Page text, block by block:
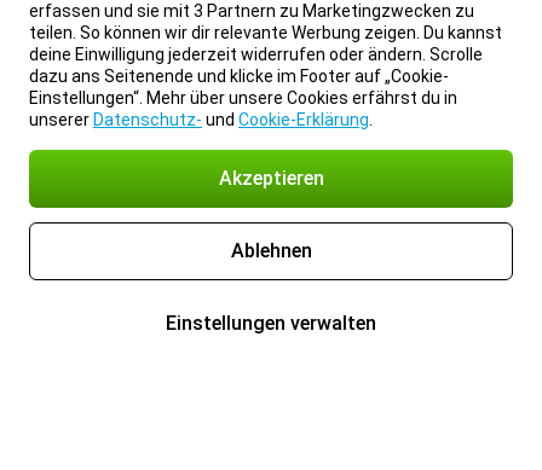
erfassen und sie mit 3 Partnern zu Marketingzwecken zu
teilen. So können wir dir relevante Werbung zeigen. Du kannst
deine Einwilligung jederzeit widerrufen oder ändern. Scrolle
dazu ans Seitenende und klicke im Footer auf „Cookie-
Einstellungen“. Mehr über unsere Cookies erfährst du in
unserer Datenschutz- und Cookie-Erklärung
Akzeptieren
Ablehnen
Einstellungen verwalten